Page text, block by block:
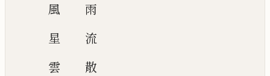
風
雨
星
流
雲
散